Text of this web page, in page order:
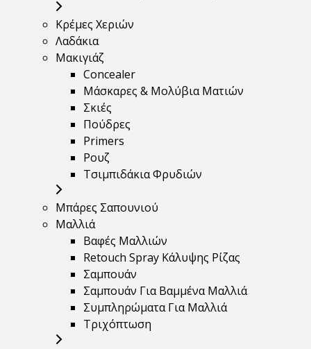
Κρέμες Χεριών
Λαδάκια
Μακιγιάζ
Concealer
Μάσκαρες & Μολύβια Ματιών
Σκιές
Πούδρες
Primers
Ρουζ
Τσιμπιδάκια Φρυδιών
Μπάρες Σαπουνιού
Μαλλιά
Βαφές Μαλλιών
Retouch Spray Κάλυψης Ρίζας
Σαμπουάν
Σαμπουάν Για Βαμμένα Μαλλιά
Συμπληρώματα Για Μαλλιά
Τριχόπτωση